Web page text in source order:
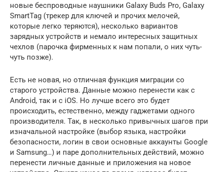
новые беспроводные наушники Galaxy Buds Pro, Galaxy
SmartTag (трекер для ключей и прочих мелочей,
которые легко теряются), несколько вариантов
зарядных устройств и немало интересных защитных
чехлов (парочка фирменных к нам попали, о них чуть-
чуть позже).
Есть не новая, но отличная функция миграции со
старого устройства. Данные можно перенести как с
Android, так и с iOS. Но лучше всего это будет
происходить, естественно, между гаджетами одного
производителя. Так, в несколько привычных шагов при
изначальной настройке (выбор языка, настройки
безопасности, логин в свои основные аккаунты Google
и Samsung…) и паре дополнительных действий, можно
перенести личные данные и приложения на новое